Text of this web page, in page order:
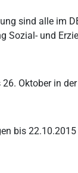
sind alle im
Sozial- und
Oktober in
bis